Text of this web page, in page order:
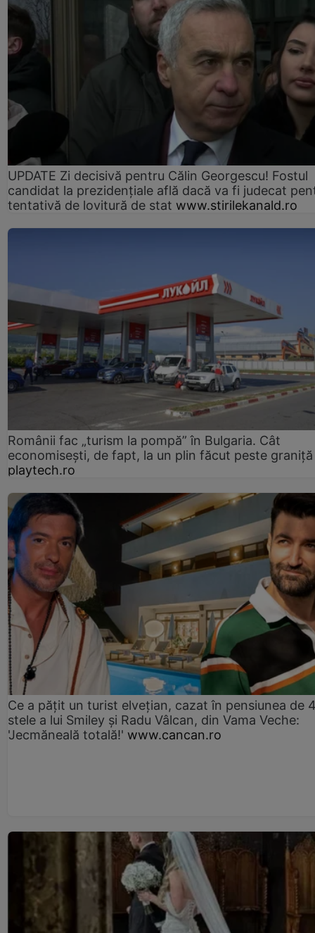
UPDATE Zi decisivă pentru Călin Georgescu! Fostul
candidat la prezidențiale află dacă va fi judecat
tentativă de lovitură de stat www.stirilekanald.ro
Românii fac „turism la pompă” în Bulgaria. Cât
economisești, de fapt, la un plin făcut peste graniță
playtech.ro
Ce a pățit un turist elvețian, cazat în pensiunea de
stele a lui Smiley și Radu Vâlcan, din Vama Veche:
'Jecmăneală totală!' www.cancan.ro